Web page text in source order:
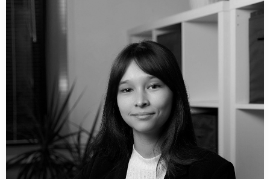
Введите ваш номер телефона и мы вам
перезвоним!
Нажимая кнопку отправить я
Принимаю Политику конфиденциальности
Согласие на обработку персональных данных